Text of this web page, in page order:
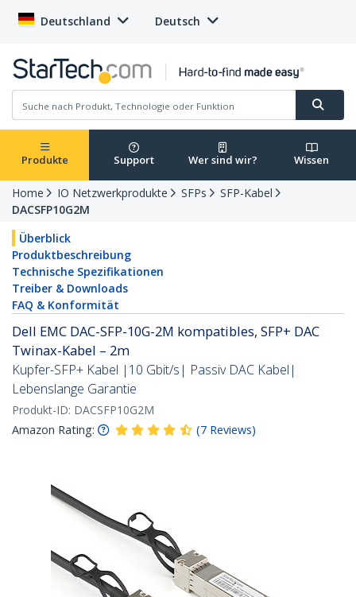
Deutschland Deutsch
Produkte Support Wer sind wir? Wissen
Home IO Netzwerkprodukte SFPs
SFP-Kabel
DACSFP10G2M
Überblick
Produktbeschreibung
Technische Spezifikationen
Treiber & Downloads
FAQ & Konformität
Dell EMC DAC-SFP-10G-2M kompatibles, SFP+ DAC
Twinax-Kabel – 2m
Kupfer-SFP+ Kabel |10 Gbit/s| Passiv DAC Kabel|
Lebenslange Garantie
Produkt-ID: DACSFP10G2M
Amazon Rating:
(7 Reviews)